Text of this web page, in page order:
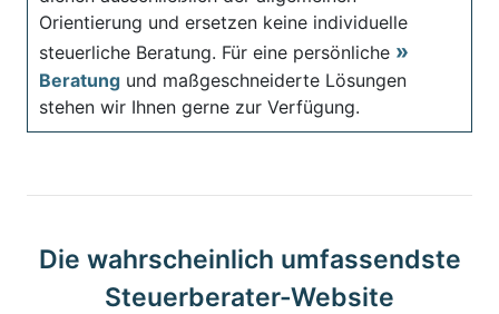
Orientierung und ersetzen keine individuelle
steuerliche Beratung. Für eine persönliche
Beratung und maßgeschneiderte Lösungen
stehen wir Ihnen gerne zur Verfügung.
Die wahrscheinlich umfassendste
Steuerberater-Website